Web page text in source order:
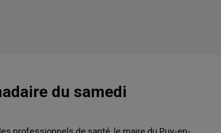
du samedi